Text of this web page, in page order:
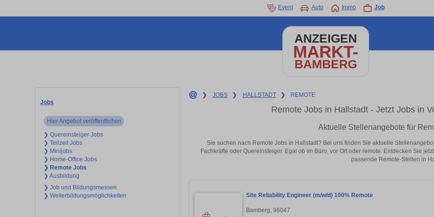
Event Auto Immo Job
ANZEIGEN
MARKT-
BAMBERG
Jobs
Hier Angebot veröffentlichen
❯ Quereinsteiger Jobs
❯ Teilzeit Jobs
❯ Minijobs
❯ Home-Office Jobs
❯ Remote Jobs
❯ Ausbildung
❯ Job und Bildungsmessen
❯ Weiterbildungsmöglichkeiten
❯ JOBS ❯ HALLSTADT ❯ REMOTE
Remote Jobs in Hallstadt - Jetzt Jobs in
Aktuelle Stellenangebote für
Sie suchen nach Remote Jobs in Hallstadt? Bei uns finden Sie aktuelle
Fachkräfte oder Quereinsteiger. Egal ob im Büro, vor Ort oder remote: Entdecken Sie
passende Remote-Stellen in
Site Reliability Engineer (m/w/d) 100% Remote
Bamberg, 96047